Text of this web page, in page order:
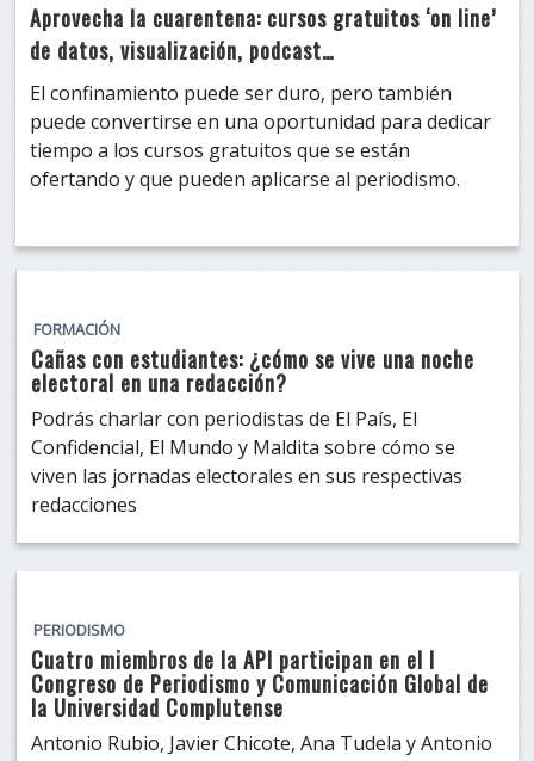
Aprovecha la cuarentena: cursos gratuitos ‘on line’
de datos, visualización, podcast…
El confinamiento puede ser duro, pero también
puede convertirse en una oportunidad para dedicar
tiempo a los cursos gratuitos que se están
ofertando y que pueden aplicarse al periodismo.
FORMACIÓN
Cañas con estudiantes: ¿cómo se vive una noche
electoral en una redacción?
Podrás charlar con periodistas de El País, El
Confidencial, El Mundo y Maldita sobre cómo se
viven las jornadas electorales en sus respectivas
redacciones
PERIODISMO
Cuatro miembros de la API participan en el I
Congreso de Periodismo y Comunicación Global de
la Universidad Complutense
Antonio Rubio, Javier Chicote, Ana Tudela y Antonio